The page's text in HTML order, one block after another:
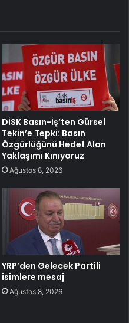
DİSK Basın-İş’ten Gürsel
Tekin’e Tepki: Basın
Özgürlüğünü Hedef Alan
Yaklaşımı Kınıyoruz
Ağustos 8, 2026
YRP’den Gelecek Partili
isimlere mesaj
Ağustos 8, 2026